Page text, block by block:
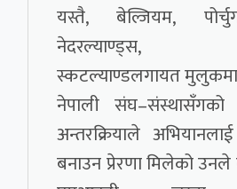
यस्तै, बेल्जियम,
नेदरल्याण्ड्स,
स्कटल्याण्डलगायत मुलुकमा
नेपाली
अन्तरक्रियाले
बनाउन प्रेरणा मिलेको उनले